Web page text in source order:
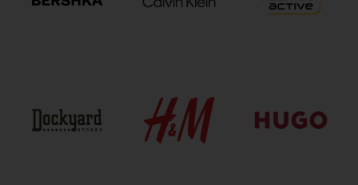
Fehérnemű
Illatszer, szépségápolás
Fodrász, borbély, kozmetika